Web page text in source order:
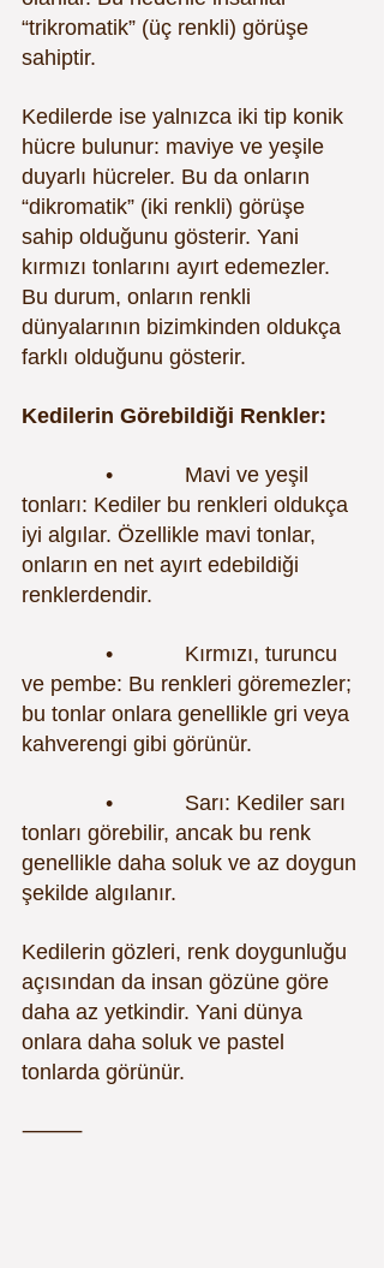
“trikromatik” (üç renkli) görüşe
sahiptir.
Kedilerde ise yalnızca iki tip konik
hücre bulunur: maviye ve yeşile
duyarlı hücreler. Bu da onların
“dikromatik” (iki renkli) görüşe
sahip olduğunu gösterir. Yani
kırmızı tonlarını ayırt edemezler.
Bu durum, onların renkli
dünyalarının bizimkinden oldukça
farklı olduğunu gösterir.
Kedilerin Görebildiği Renkler:
•            Mavi ve yeşil
tonları: Kediler bu renkleri oldukça
iyi algılar. Özellikle mavi tonlar,
onların en net ayırt edebildiği
renklerdendir.
•            Kırmızı, turuncu
ve pembe: Bu renkleri göremezler;
bu tonlar onlara genellikle gri veya
kahverengi gibi görünür.
•            Sarı: Kediler sarı
tonları görebilir, ancak bu renk
genellikle daha soluk ve az doygun
şekilde algılanır.
Kedilerin gözleri, renk doygunluğu
açısından da insan gözüne göre
daha az yetkindir. Yani dünya
onlara daha soluk ve pastel
tonlarda görünür.
⸻